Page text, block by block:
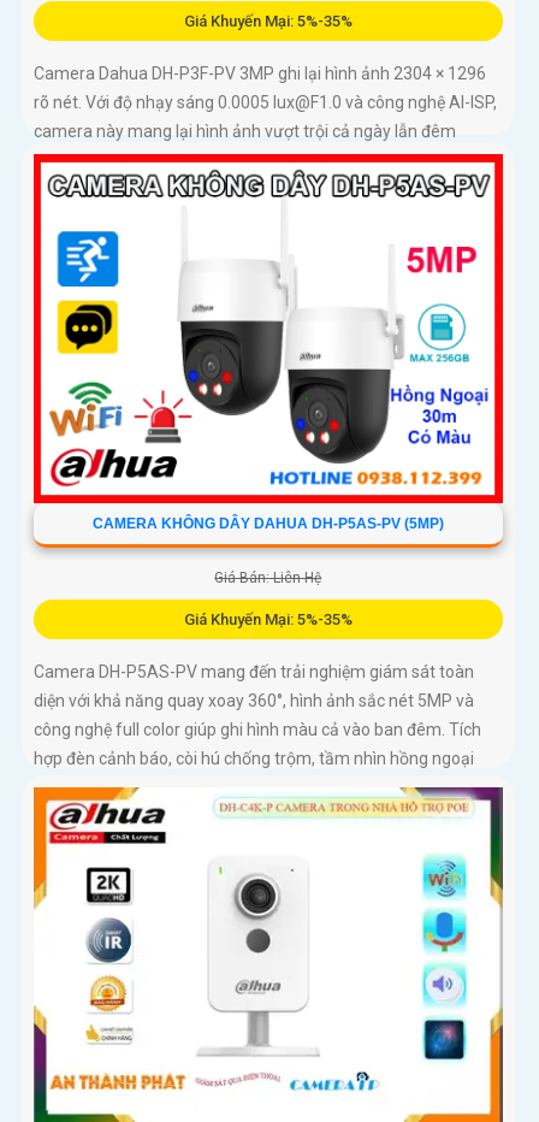
Giá Khuyến Mại: 5%-35%
Camera Dahua DH-P3F-PV 3MP ghi lại hình ảnh 2304 × 1296
rõ nét. Với độ nhạy sáng 0.0005 lux@F1.0 và công nghệ AI-ISP,
camera này mang lại hình ảnh vượt trội cả ngày lẫn đêm
CAMERA KHÔNG DÂY DAHUA DH-P5AS-PV (5MP)
Giá Bán: Liên Hệ
Giá Khuyến Mại: 5%-35%
Camera DH-P5AS-PV mang đến trải nghiệm giám sát toàn
diện với khả năng quay xoay 360°, hình ảnh sắc nét 5MP và
công nghệ full color giúp ghi hình màu cả vào ban đêm. Tích
hợp đèn cảnh báo, còi hú chống trộm, tầm nhìn hồng ngoại
30m, khe thẻ nhớ đến 256GB cùng chuẩn chống nước IP66
camera hoạt động ổn định trong mọi điều kiện